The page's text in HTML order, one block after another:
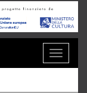
Toggle